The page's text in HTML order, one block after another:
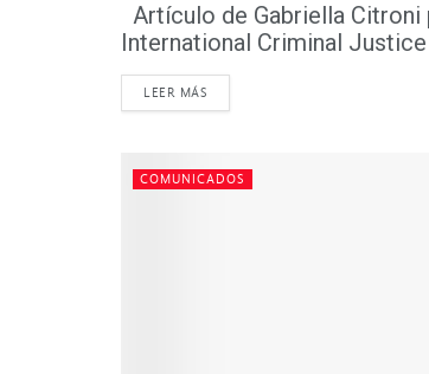
Artículo de Gabriella
International Criminal
LEER MÁS
COMUNICADOS